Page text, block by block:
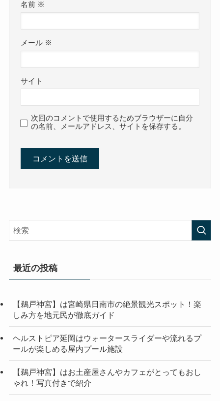
名前 ※
メール ※
サイト
次回のコメントで使用するためブラウザーに自分
の名前、メールアドレス、サイトを保存する。
最近の投稿
【鵜戸神宮】は宮崎県日南市の絶景観光スポット！楽
しみ方を地元民が徹底ガイド
ヘルストピア延岡はウォータースライダーや流れるプ
ールが楽しめる屋内プール施設
【鵜戸神宮】はお土産屋さんやカフェがとってもおし
ゃれ！写真付きで紹介